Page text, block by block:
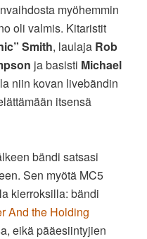
myöhemmin
oli valmis. Kitaristit
Smith, laulaja Rob
ja basisti Michael
niin kovan livebändin
itsensä
bändi satsasi
Sen myötä MC5
kierroksilla: bändi
And the Holding
eikä pääesiintyjien